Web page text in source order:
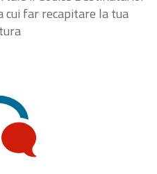
cui far recapitare la tua